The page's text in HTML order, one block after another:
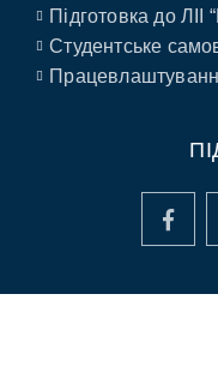
Підготовка до ЛІІ
Студентське